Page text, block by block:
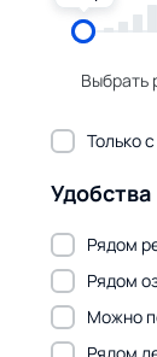
Выбрать
Только
Удобства
Рядом
Рядом
Можно